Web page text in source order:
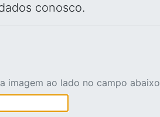
conosco.
imagem ao lado no campo abaixo